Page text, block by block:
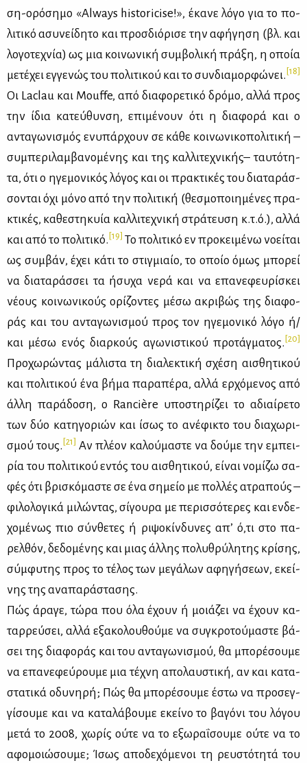
ση-ορό­ση­μο «Always historicise!», έκα­νε λό­γο για το πο­
λι­τι­κό ασυ­νεί­δη­το και προσ­διό­ρι­σε την αφή­γη­ση (βλ. και
λο­γο­τε­χνία) ως μια κοι­νω­νι­κή συμ­βο­λι­κή πρά­ξη, η οποία
με­τέ­χει εγ­γε­νώς του πο­λι­τι­κού και το συν­δια­μορ­φώ­νει. [18]
Οι Laclau και Mouffe, από δια­φο­ρε­τι­κό δρό­μο, αλ­λά προς
την ίδια κα­τεύ­θυν­ση, επι­μέ­νουν ότι η δια­φο­ρά και ο
αντα­γω­νι­σμός ενυ­πάρ­χουν σε κά­θε κοι­νω­νι­κο­πο­λι­τι­κή –
συ­μπε­ρι­λαμ­βα­νο­μέ­νης και της καλ­λι­τε­χνι­κής– ταυ­τό­τη­
τα, ότι ο ηγε­μο­νι­κός λό­γος και οι πρα­κτι­κές του δια­τα­ράσ­
σο­νται όχι μό­νο από την πο­λι­τι­κή (θε­σμο­ποι­η­μέ­νες πρα­
κτι­κές, κα­θε­στη­κυία καλ­λι­τε­χνι­κή στρά­τευ­ση κ.τ.ό.), αλ­λά
και από το πο­λι­τι­κό. [19] Το πο­λι­τι­κό εν προ­κει­μέ­νω νο­εί­ται
ως συμ­βάν, έχει κά­τι το στιγ­μιαίο, το οποίο όμως μπο­ρεί
να δια­τα­ράσ­σει τα ήσυ­χα νε­ρά και να επα­νε­φευ­ρί­σκει
νέ­ους κοι­νω­νι­κούς ορί­ζο­ντες μέ­σω ακρι­βώς της δια­φο­
ράς και του αντα­γω­νι­σμού προς τον ηγε­μο­νι­κό λό­γο ή/
και μέ­σω ενός διαρ­κούς αγω­νι­στι­κού προ­τάγ­μα­τος. [20]
Προ­χω­ρώ­ντας μά­λι­στα τη δια­λε­κτι­κή σχέ­ση αι­σθη­τι­κού
και πο­λι­τι­κού ένα βή­μα πα­ρα­πέ­ρα, αλ­λά ερ­χό­με­νος από
άλ­λη πα­ρά­δο­ση, ο Rancière υπο­στη­ρί­ζει το αδιαί­ρε­το
των δύο κα­τη­γο­ριών και ίσως το ανέ­φι­κτο του δια­χω­ρι­
σμού τους. [21] Αν πλέ­ον κα­λού­μα­στε να δού­με την εμπει­
ρία του πο­λι­τι­κού εντός του αι­σθη­τι­κού, εί­ναι νο­μί­ζω σα­
φές ότι βρι­σκό­μα­στε σε ένα ση­μείο με πολ­λές ατρα­πούς –
φι­λο­λο­γι­κά μι­λώ­ντας, σί­γου­ρα με πε­ρισ­σό­τε­ρες και εν­δε­
χο­μέ­νως πιο σύν­θε­τες ή ρι­ψο­κίν­δυ­νες απ’ ό,τι στο πα­
ρελ­θόν, δε­δο­μέ­νης και μιας άλ­λης πο­λυ­θρύ­λη­της κρί­σης,
σύμ­φυ­της προς το τέ­λος των με­γά­λων αφη­γή­σε­ων, εκεί­
νης της ανα­πα­ρά­στα­σης.
Πώς άρα­γε, τώ­ρα που όλα έχουν ή μοιά­ζει να έχουν κα­
ταρ­ρεύ­σει, αλ­λά εξα­κο­λου­θού­με να συ­γκρο­τού­μα­στε βά­
σει της δια­φο­ράς και του αντα­γω­νι­σμού, θα μπο­ρέ­σου­με
να επα­νε­φεύ­ρου­με μια τέ­χνη απο­λαυ­στι­κή, αν και κα­τα­
στα­τι­κά οδυ­νη­ρή; Πώς θα μπο­ρέ­σου­με έστω να προ­σεγ­
γί­σου­με και να κα­τα­λά­βου­με εκεί­νο το βα­γό­νι του λό­γου
με­τά το 2008, χω­ρίς ού­τε να το εξω­ρα­ΐ­σου­με ού­τε να το
αφο­μοιώ­σου­με; Ίσως απο­δε­χό­με­νοι τη ρευ­στό­τη­τά του